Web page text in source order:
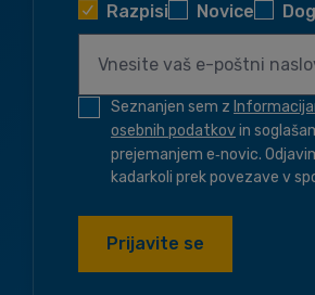
Razpisi Novice
Seznanjen sem z
osebnih podatkovin
prejemanjem e‑novic.
kadarkoli prek povezave v
Prijavite se